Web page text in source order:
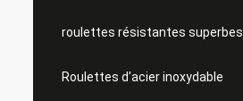
roulettes résistantes superbes
Roulettes d'acier inoxydable